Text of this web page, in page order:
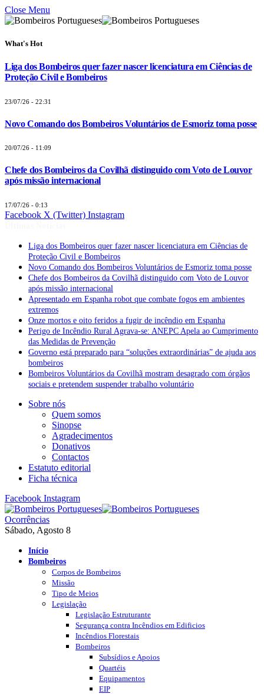
Close Menu
What's Hot
Liga dos Bombeiros quer fazer nascer licenciatura em Ciências de
Proteção Civil e Bombeiros
23/07/26 - 22:31
Novo Comando dos Bombeiros Voluntários de Esmoriz toma posse
20/07/26 - 11:09
Chefe dos Bombeiros da Covilhã distinguido com Voto de Louvor
após missão internacional
17/07/26 - 0:13
Facebook X (Twitter) Instagram
Liga dos Bombeiros quer fazer nascer licenciatura em Ciências de
Proteção Civil e Bombeiros
Novo Comando dos Bombeiros Voluntários de Esmoriz toma posse
Chefe dos Bombeiros da Covilhã distinguido com Voto de Louvor
após missão internacional
Apresentado em Espanha robot que combate fogos em ambientes
extremos
Onze mortos e oito feridos a fugir de incêndio em Espanha
Perigo de Incêndio Rural Agrava-se: ANEPC Apela ao Cumprimento
das Medidas de Prevenção
Governo está preparado para “soluções extraordinárias” de ajuda aos
bombeiros
Bombeiros Voluntários da Covilhã mostram desagrado com órgãos
sociais e pretendem suspender trabalho voluntário
Sobre nós
Quem somos
Sinopse
Agradecimentos
Donativos
Contactos
Estatuto editorial
Ficha técnica
Facebook Instagram
Ocorrências
Sábado, Agosto 8
Início
Bombeiros
Corpos de Bombeiros
Missão
Tipo de Meios
Legislação
Legislação Estruturante
Segurança contra Incêndios em Edificios
Incêndios Florestais
Bombeiros
Subsídios e Apoios
Quartéis
Equipamentos
EIP